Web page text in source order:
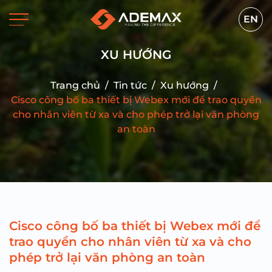
EN
XU HƯỚNG
Trang chủ / Tin tức / Xu hướng /
Cisco công bố ba thiết bị Webex mới để trao quyền
cho nhân viên từ xa và cho phép trở lại văn phòng
an toàn
Cisco công bố ba thiết bị Webex mới để
trao quyền cho nhân viên từ xa và cho
phép trở lại văn phòng an toàn